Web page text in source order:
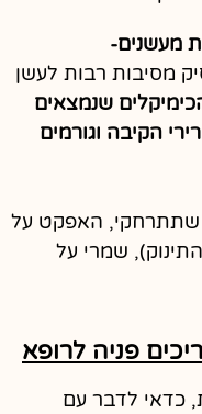
מעשנים-
מסיבות רבות לעשן
שנמצאים
הקיבה וגורמים
שתתרחקי, האפקט על
שמרי על
פניה לרופא
כדאי לדבר עם